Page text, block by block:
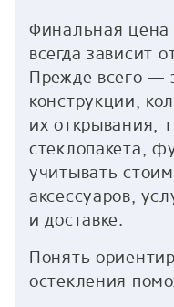
Финальная цена
всегда зависит
Прежде всего —
конструкции,
их открывания,
стеклопакета,
учитывать
аксессуаров,
и доставке.
Понять
остекления